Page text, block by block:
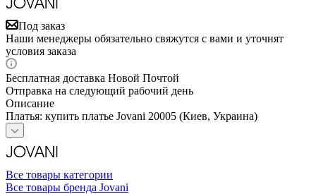
Под заказ
Наши менеджеры обязательно свяжутся с вами и уточнят
условия заказа
Бесплатная доставка Новой Почтой
Отправка на следующий рабочий день
Описание
Платья: купить платье Jovani 20005 (Киев, Украина)
Все товары категории
Все товары бренда Jovani